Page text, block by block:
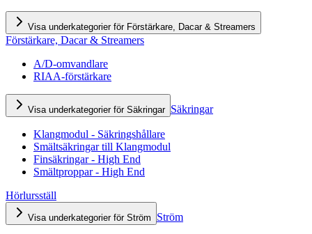
Visa underkategorier för Förstärkare, Dacar & Streamers
Förstärkare, Dacar & Streamers
A/D-omvandlare
RIAA-förstärkare
Visa underkategorier för Säkringar Säkringar
Klangmodul - Säkringshållare
Smältsäkringar till Klangmodul
Finsäkringar - High End
Smältproppar - High End
Hörlursställ
Visa underkategorier för Ström Ström